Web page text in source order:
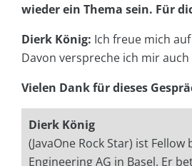
wieder ein Thema sein. Für
Dierk König: Ich freue mich
Davon verspreche ich mir
Vielen Dank für dieses
Dierk König
(JavaOne Rock Star) ist Fellow
Engineering AG in Basel. Er